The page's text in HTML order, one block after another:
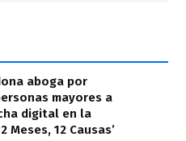
aboga por
mayores a
digital en la
Meses, 12 Causas’